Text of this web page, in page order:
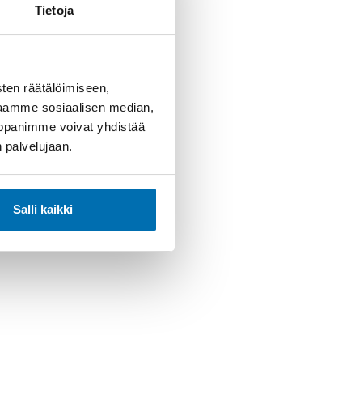
Tietoja
räätälöimiseen,
sosiaalisen median,
voivat yhdistää
palvelujaan.
Salli kaikki